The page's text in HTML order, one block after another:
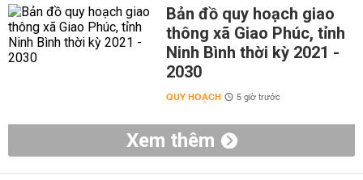
Bản đồ quy hoạch giao
thông xã Giao Phúc, tỉnh
Ninh Bình thời kỳ 2021 -
2030
QUY HOẠCH 5 giờ trước
Xem thêm